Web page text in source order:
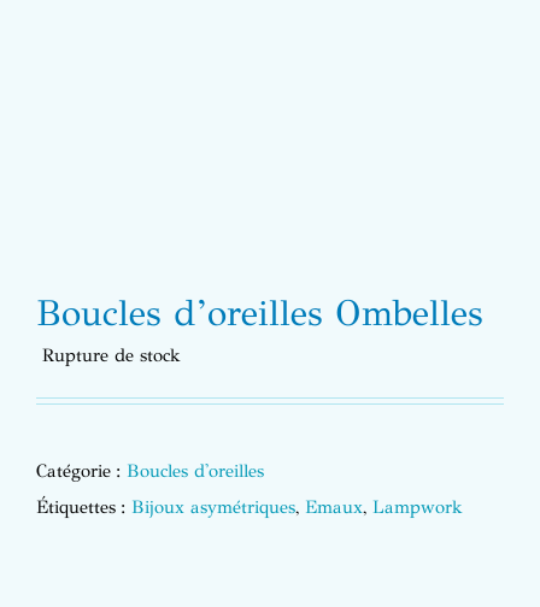
Boucles d’oreilles Ombelles
Rupture de stock
Catégorie : Boucles d'oreilles
Étiquettes : Bijoux asymétriques, Emaux, Lampwork